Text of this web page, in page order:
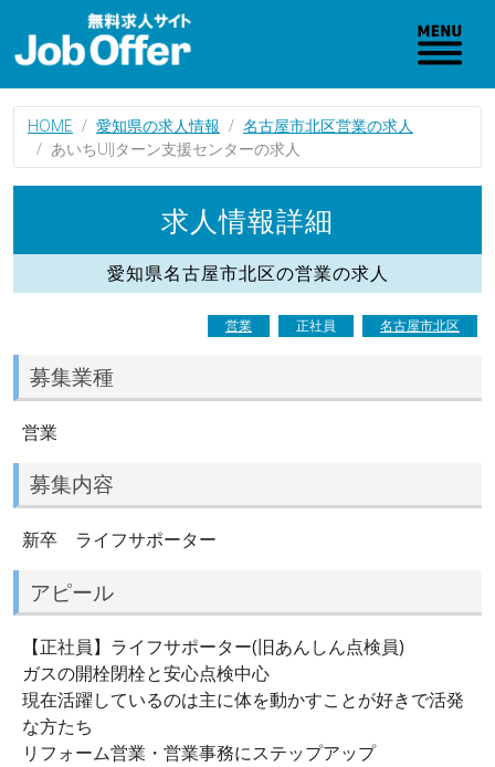
HOME 愛知県の求人情報
名古屋市北区営業の求人
あいちUIJターン支援センターの求人
求人情報詳細
愛知県名古屋市北区の営業の求人
営業 正社員 名古屋市北区
募集業種
営業
募集内容
新卒 ライフサポーター
アピール
【正社員】ライフサポーター(旧あんしん点検員)
ガスの開栓閉栓と安心点検中心
現在活躍しているのは主に体を動かすことが好きで活発
な方たち
リフォーム営業・営業事務にステップアップ